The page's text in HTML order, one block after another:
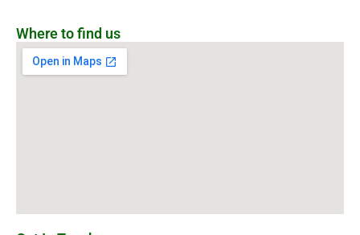
Where to find us